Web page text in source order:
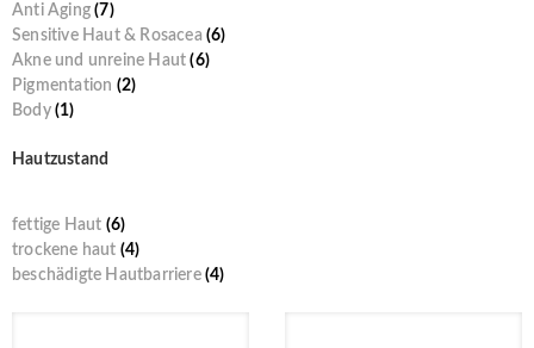
Anti Aging(7)
Sensitive Haut & Rosacea (6)
Akne und unreine Haut(6)
Pigmentation (2)
Body (1)
Hautzustand
fettige Haut (6)
trockene haut (4)
beschädigte Hautbarriere (4)